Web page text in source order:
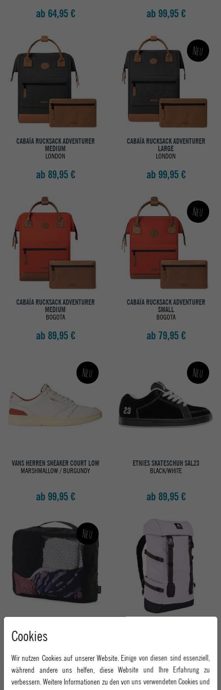
ab 64,95 € ab 99,95 €
CABAÏA RUCKSACK ADVENTURER
MEDIUM
LONDON
ab 89,95 €
Neu
CABAÏA RUCKSACK ADVENTURER
LARGE
LONDON
ab 99,95 €
CABAÏA RUCKSACK ADVENTURER
MEDIUM
BOGOTA
ab 89,95 €
Neu
CABAÏA RUCKSACK ADVENTURER
SMALL
BOGOTA
ab 79,95 €
Neu
VANS HERREN SNEAKER COURT LOW
MARSHMALLOW / BURGUNDY
ab 99,95 €
Neu
ETNIES SKATESCHUH SAL23
BLACK/WHITE
ab 89,95 €
Neu
RIPSTOP BLACK
ab 16,95 € ab 79,95 €
Cookies
Wir nutzen Cookies auf unserer Website. Einige von diesen sind essenziell,
während andere uns helfen, diese Website und Ihre Erfahrung zu
verbessern. Weitere Informationen zu den von uns verwendeten Cookies und